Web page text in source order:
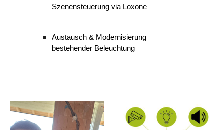
Szenensteuerung via Loxone
Austausch & Modernisierung
bestehender Beleuchtung